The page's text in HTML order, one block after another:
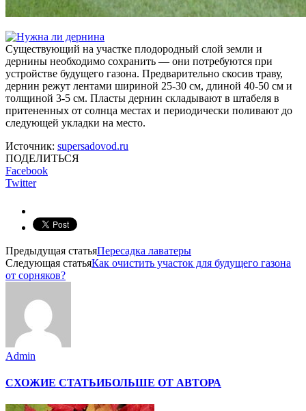
Существующий на участке плодородный слой земли и
дернины необходимо сохранить — они потребуются при
устройстве будущего газона. Предварительно скосив траву,
дернин режут лентами шириной 25-30 см, длиной 40-50 см и
толщиной 3-5 см. Пласты дернин складывают в штабеля в
притененных от солнца местах и периодически поливают до
следующей укладки на место.
Источник: supersadovod.ru
ПОДЕЛИТЬСЯ
Facebook
Twitter
Предыдущая статьяПересадка лаватеры
Следующая статьяКак очистить участок для будущего газона
от сорняков?
Admin
СХОЖИЕ СТАТЬИБОЛЬШЕ ОТ АВТОРА